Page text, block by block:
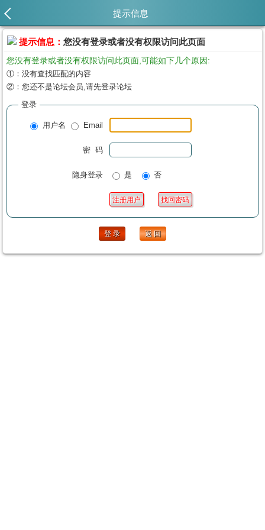
提示信息
提示信息： 您没有登录或者没有权限访问此页面
您没有登录或者没有权限访问此页面,可能如下几个原因:
①：没有查找匹配的内容
②：您还不是论坛会员,请先登录论坛
登录
用户名 Email
密 码
隐身登录 是 否